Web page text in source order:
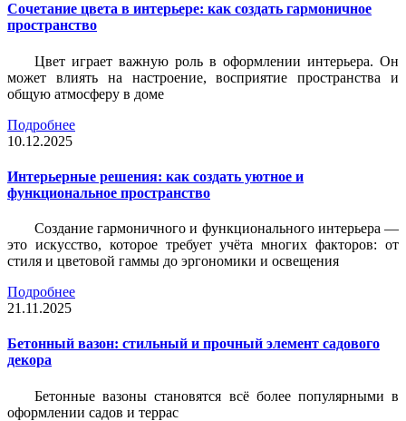
Сочетание цвета в интерьере: как создать гармоничное
пространство
Цвет играет важную роль в оформлении интерьера. Он
может влиять на настроение, восприятие пространства и
общую атмосферу в доме
Подробнее
10.12.2025
Интерьерные решения: как создать уютное и
функциональное пространство
Создание гармоничного и функционального интерьера —
это искусство, которое требует учёта многих факторов: от
стиля и цветовой гаммы до эргономики и освещения
Подробнее
21.11.2025
Бетонный вазон: стильный и прочный элемент садового
декора
Бетонные вазоны становятся всё более популярными в
оформлении садов и террас